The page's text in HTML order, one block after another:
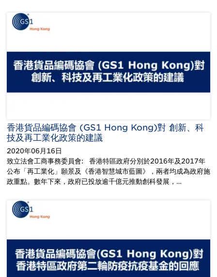
香港貨品編碼協會 (GS1 Hong Kong)對 創新、科
技及再工業化政策的建議
2020年06月16日
致立法會工商事務委員會: 香港特區政府分別於2016年及2017年
公布「再工業化」願景及《香港智慧城市藍圖》，兩者均成為政府施
政重點。數年下來，政府已投放逾千億元推動創科發展，…